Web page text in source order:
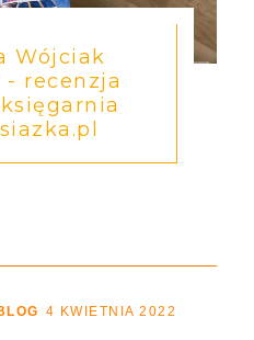
Wójciak
- recenzja
4 KWIETNIA 2022